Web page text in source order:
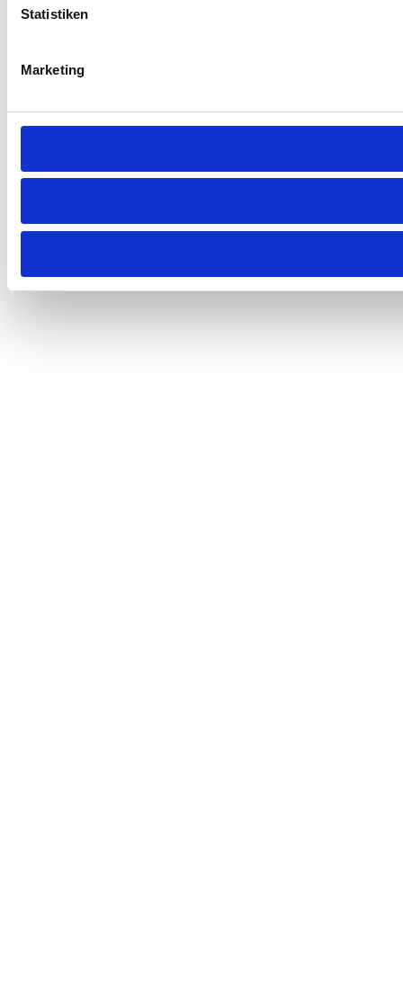
Statistiken
Marketing